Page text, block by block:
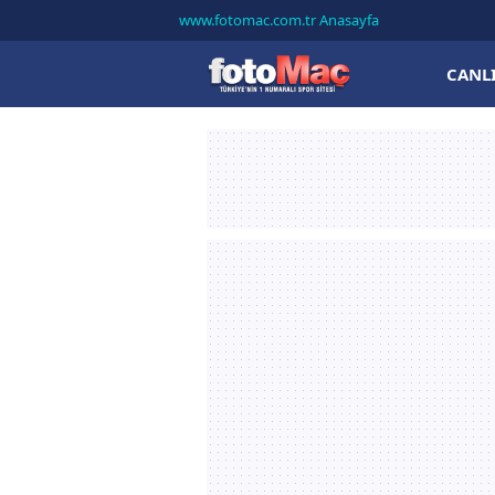
www.fotomac.com.tr Anasayfa